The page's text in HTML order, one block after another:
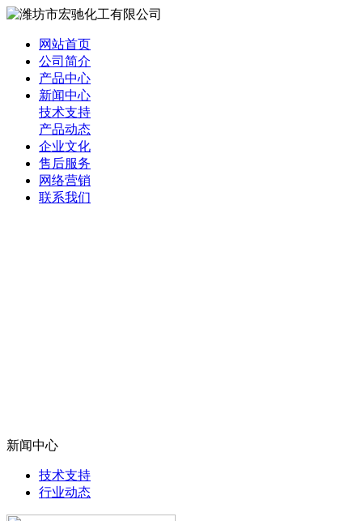
网站首页
公司简介
产品中心
新闻中心
技术支持
产品动态
企业文化
售后服务
网络营销
联系我们
新闻中心
技术支持
行业动态